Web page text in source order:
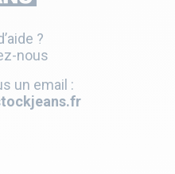
?
nous
un email :